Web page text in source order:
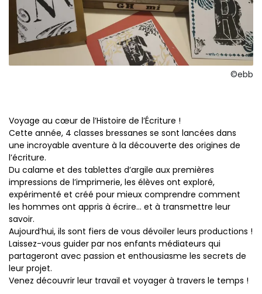
©ebb
Voyage au cœur de l’Histoire de l’Écriture !
Cette année, 4 classes bressanes se sont lancées dans
une incroyable aventure à la découverte des origines de
l’écriture.
Du calame et des tablettes d’argile aux premières
impressions de l’imprimerie, les élèves ont exploré,
expérimenté et créé pour mieux comprendre comment
les hommes ont appris à écrire… et à transmettre leur
savoir.
Aujourd’hui, ils sont fiers de vous dévoiler leurs productions !
Laissez-vous guider par nos enfants médiateurs qui
partageront avec passion et enthousiasme les secrets de
leur projet.
Venez découvrir leur travail et voyager à travers le temps !